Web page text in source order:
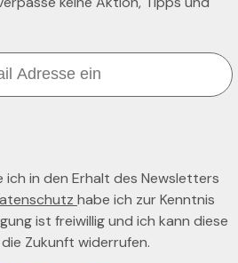
ich in den Erhalt des Newsletters
habe ich zur Kenntnis
ist freiwillig und ich kann diese
Zukunft widerrufen.